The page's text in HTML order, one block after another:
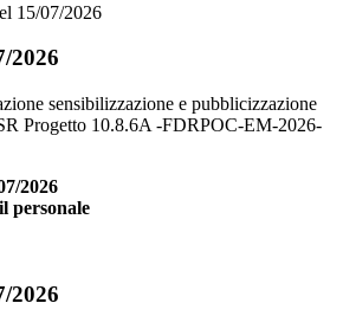
15/07/2026
2026
sensibilizzazione e pubblicizzazione
Progetto 10.8.6A -FDRPOC-EM-2026-
2026
personale
2026